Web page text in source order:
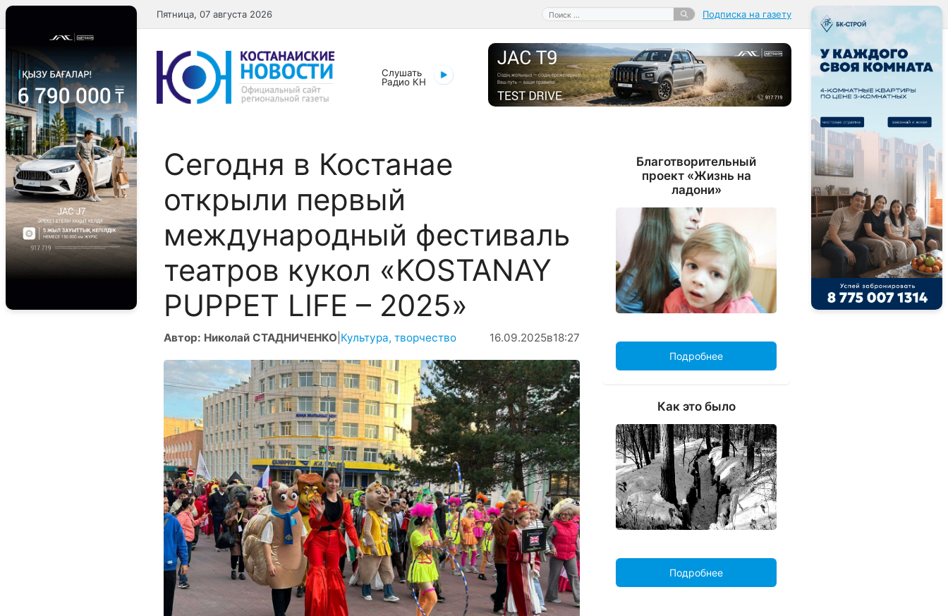
Перейти
к
содержимому
Поиск:
Пятница, 07 августа 2026 Подписка на газету
Слушать
Радио КН
Сегодня в Костанае
открыли первый
международный фестиваль
театров кукол «KOSTANAY
PUPPET LIFE – 2025»
Автор: Николай СТАДНИЧЕНКО Культура, творчество 16.09.2025в18:27
Благотворительный
проект «Жизнь на
ладони»
Подробнее
Как это было
Подробнее